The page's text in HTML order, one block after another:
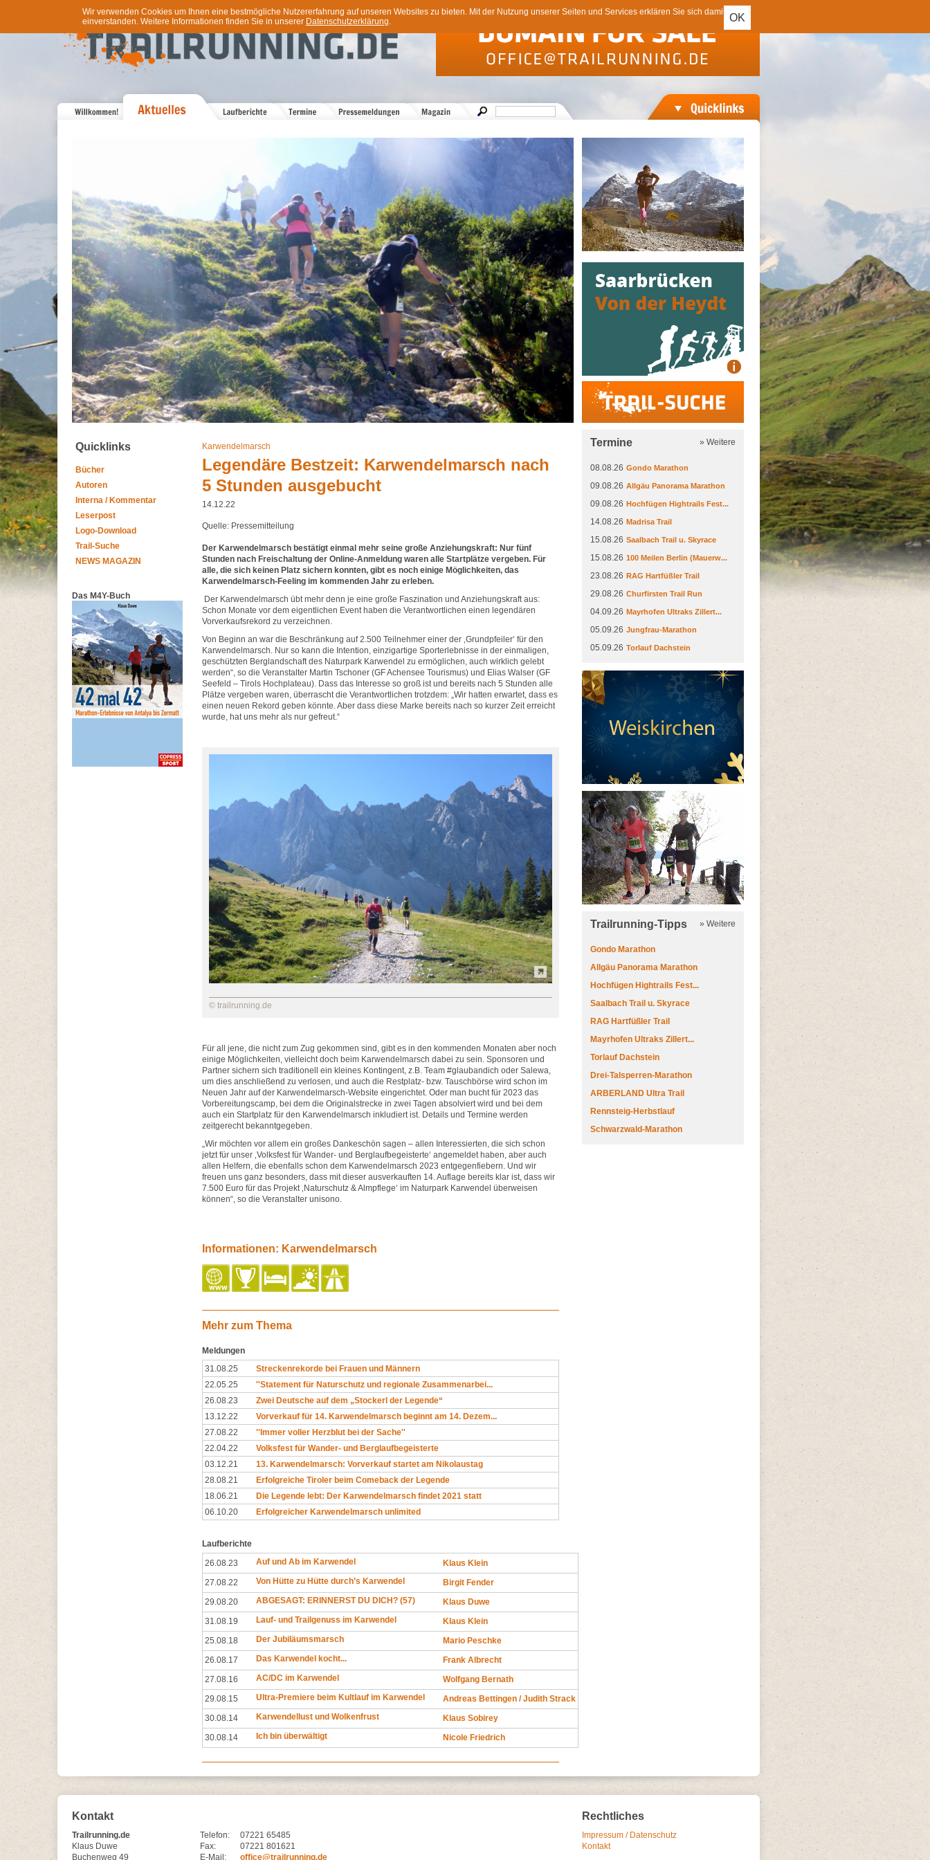
OK
Wir verwenden Cookies um Ihnen eine bestmögliche Nutzererfahrung auf unseren Websites zu bieten. Mit der Nutzung unserer Seiten und Services erklären Sie sich damit
einverstanden. Weitere Informationen finden Sie in unserer Datenschutzerklärung.
Trail-Suche
Quicklinks
Bücher
Autoren
Interna / Kommentar
Leserpost
Logo-Download
Trail-Suche
NEWS MAGAZIN
Das M4Y-Buch
Karwendelmarsch
Legendäre Bestzeit: Karwendelmarsch nach
5 Stunden ausgebucht
14.12.22
Quelle: Pressemitteilung
Der Karwendelmarsch bestätigt einmal mehr seine große Anziehungskraft: Nur fünf
Stunden nach Freischaltung der Online-Anmeldung waren alle Startplätze vergeben. Für
alle, die sich keinen Platz sichern konnten, gibt es noch einige Möglichkeiten, das
Karwendelmarsch-Feeling im kommenden Jahr zu erleben.
Der Karwendelmarsch übt mehr denn je eine große Faszination und Anziehungskraft aus:
Schon Monate vor dem eigentlichen Event haben die Verantwortlichen einen legendären
Vorverkaufsrekord zu verzeichnen.
Von Beginn an war die Beschränkung auf 2.500 Teilnehmer einer der ‚Grundpfeiler‘ für den
Karwendelmarsch. Nur so kann die Intention, einzigartige Sporterlebnisse in der einmaligen,
geschützten Berglandschaft des Naturpark Karwendel zu ermöglichen, auch wirklich gelebt
werden“, so die Veranstalter Martin Tschoner (GF Achensee Tourismus) und Elias Walser (GF
Seefeld – Tirols Hochplateau). Dass das Interesse so groß ist und bereits nach 5 Stunden alle
Plätze vergeben waren, überrascht die Verantwortlichen trotzdem: „Wir hatten erwartet, dass es
einen neuen Rekord geben könnte. Aber dass diese Marke bereits nach so kurzer Zeit erreicht
wurde, hat uns mehr als nur gefreut.“
© trailrunning.de
Für all jene, die nicht zum Zug gekommen sind, gibt es in den kommenden Monaten aber noch
einige Möglichkeiten, vielleicht doch beim Karwendelmarsch dabei zu sein. Sponsoren und
Partner sichern sich traditionell ein kleines Kontingent, z.B. Team #glaubandich oder Salewa,
um dies anschließend zu verlosen, und auch die Restplatz- bzw. Tauschbörse wird schon im
Neuen Jahr auf der Karwendelmarsch-Website eingerichtet. Oder man bucht für 2023 das
Vorbereitungscamp, bei dem die Originalstrecke in zwei Tagen absolviert wird und bei dem
auch ein Startplatz für den Karwendelmarsch inkludiert ist. Details und Termine werden
zeitgerecht bekanntgegeben.
„Wir möchten vor allem ein großes Dankeschön sagen – allen Interessierten, die sich schon
jetzt für unser ‚Volksfest für Wander- und Berglaufbegeisterte‘ angemeldet haben, aber auch
allen Helfern, die ebenfalls schon dem Karwendelmarsch 2023 entgegenfiebern. Und wir
freuen uns ganz besonders, dass mit dieser ausverkauften 14. Auflage bereits klar ist, dass wir
7.500 Euro für das Projekt ‚Naturschutz & Almpflege‘ im Naturpark Karwendel überweisen
können“, so die Veranstalter unisono.
Informationen: Karwendelmarsch
Mehr zum Thema
Meldungen
31.08.25
Streckenrekorde bei Frauen und Männern
22.05.25
''Statement für Naturschutz und regionale Zusammenarbei...
26.08.23
Zwei Deutsche auf dem „Stockerl der Legende“
13.12.22
Vorverkauf für 14. Karwendelmarsch beginnt am 14. Dezem...
27.08.22
''Immer voller Herzblut bei der Sache''
22.04.22
Volksfest für Wander- und Berglaufbegeisterte
03.12.21
13. Karwendelmarsch: Vorverkauf startet am Nikolaustag
28.08.21
Erfolgreiche Tiroler beim Comeback der Legende
18.06.21
Die Legende lebt: Der Karwendelmarsch findet 2021 statt
06.10.20
Erfolgreicher Karwendelmarsch unlimited
Laufberichte
26.08.23
Auf und Ab im Karwendel
Klaus Klein
27.08.22
Von Hütte zu Hütte durch’s Karwendel
Birgit Fender
29.08.20
ABGESAGT: ERINNERST DU DICH? (57)
Klaus Duwe
31.08.19
Lauf- und Trailgenuss im Karwendel
Klaus Klein
25.08.18
Der Jubiläumsmarsch
Mario Peschke
26.08.17
Das Karwendel kocht...
Frank Albrecht
27.08.16
AC/DC im Karwendel
Wolfgang Bernath
29.08.15
Ultra-Premiere beim Kultlauf im Karwendel
Andreas Bettingen / Judith Strack
30.08.14
Karwendellust und Wolkenfrust
Klaus Sobirey
30.08.14
Ich bin überwältigt Nicole Friedrich
Termine » Weitere
08.08.26 Gondo Marathon
09.08.26 Allgäu Panorama Marathon
09.08.26 Hochfügen Hightrails Fest...
14.08.26 Madrisa Trail
15.08.26 Saalbach Trail u. Skyrace
15.08.26 100 Meilen Berlin (Mauerw...
23.08.26 RAG Hartfüßler Trail
29.08.26 Churfirsten Trail Run
04.09.26 Mayrhofen Ultraks Zillert...
05.09.26 Jungfrau-Marathon
05.09.26 Torlauf Dachstein
Trailrunning-Tipps » Weitere
Gondo Marathon
Allgäu Panorama Marathon
Hochfügen Hightrails Fest...
Saalbach Trail u. Skyrace
RAG Hartfüßler Trail
Mayrhofen Ultraks Zillert...
Torlauf Dachstein
Drei-Talsperren-Marathon
ARBERLAND Ultra Trail
Rennsteig-Herbstlauf
Schwarzwald-Marathon
Kontakt
Trailrunning.de
Klaus Duwe
Buchenweg 49
Telefon:
07221 65485
Fax:
07221 801621
E-Mail:
office@trailrunning.de
Rechtliches
Impressum / Datenschutz
Kontakt